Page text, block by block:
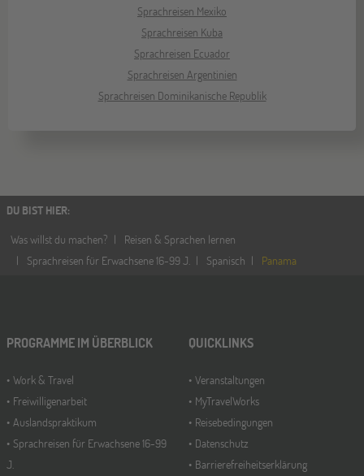
Sprachreisen Mexiko
Sprachreisen Kuba
Sprachreisen Ecuador
Sprachreisen Argentinien
Sprachreisen Dominikanische Republik
DU BIST HIER:
Was willst du machen?
Reisen & Sprachen lernen
Sprachreisen für Erwachsene 16-99 J.
Spanisch Panama
PROGRAMME IM ÜBERBLICK
Work & Travel
Freiwilligenarbeit
Auslandspraktikum
Sprachreisen für Erwachsene 16-99
J.
QUICKLINKS
Veranstaltungen
MyTravelWorks
Reisebedingungen
Datenschutz
Barrierefreiheitserklärung